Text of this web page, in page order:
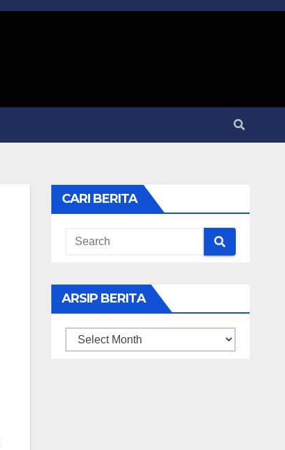
CARI BERITA
ARSIP BERITA
ARSIP